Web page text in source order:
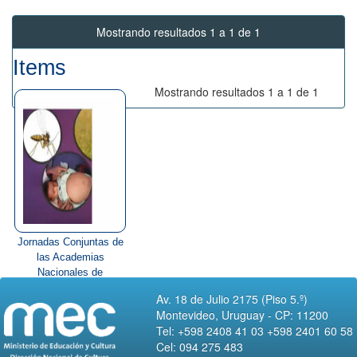
Mostrando resultados 1 a 1 de 1
Items
Jornadas Conjuntas de
las Academias
Nacionales de
Mostrando resultados 1 a 1 de 1
Av. 18 de Julio 2175 (Piso 5.º)
Montevideo, Uruguay - CP: 11200
Tel: +598 2408 41 03 +598 2401 60 58
Cel: 094 275 483